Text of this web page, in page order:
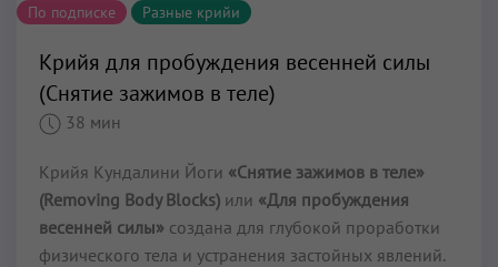
По подписке Разные крийи
Крийя для пробуждения весенней силы
(Снятие зажимов в теле)
38 мин
Крийя Кундалини Йоги «Снятие зажимов в теле»
(Removing Body Blocks) или «Для пробуждения
весенней силы» создана для глубокой проработки
физического тела и устранения застойных явлений.